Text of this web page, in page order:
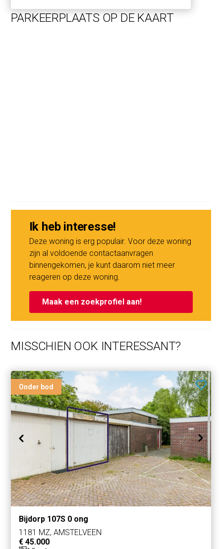
DIMENSIONS
PARKEERPLAATS OP DE KAART
Ik heb interesse!
Deze woning is erg populair. Voor deze woning
zijn al voldoende contactaanvragen
binnengekomen, je kunt daarom niet meer
reageren op deze woning.
Maak een zoekprofiel aan!
MISSCHIEN OOK INTERESSANT?
Onder bod
Bijdorp 107S 0 ong
1181 MZ, AMSTELVEEN
€ 45.000